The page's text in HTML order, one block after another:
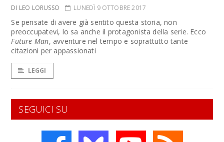
DI LEO LORUSSO LUNEDÌ 9 OTTOBRE 2017
Se pensate di avere già sentito questa storia, non
preoccupatevi, lo sa anche il protagonista della serie. Ecco
Future Man, avventure nel tempo e soprattutto tante
citazioni per appassionati
LEGGI
SEGUICI SU